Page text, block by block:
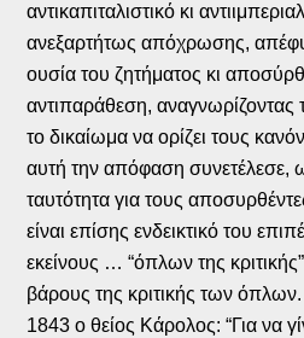
αντικαπιταλιστικό κι
ανεξαρτήτως απόχρωσης,
ουσία του ζητήματος κι
αντιπαράθεση, αναγνωρίζοντας
το δικαίωμα να ορίζει τους
αυτή την απόφαση
ταυτότητα για τους
είναι επίσης ενδεικτικό του
εκείνους … “όπλων της
βάρους της κριτικής των
1843 ο θείος Κάρολος: “Για να